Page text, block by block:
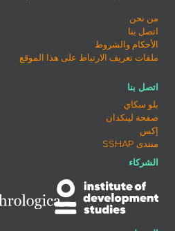
من نحن
اتصل بنا
الأحكام والشروط
ملفات تعريف الارتباط على هذا الموقع
اتصل بنا
بلو سكاي
صفحة لينكدان
إكس
منتدى SSHAP
الشركاء